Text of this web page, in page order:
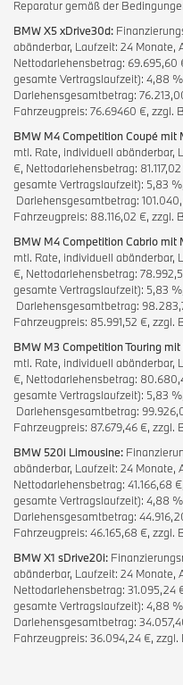
Reparatur gemäß der
BMW X5 xDrive30d:
abänderbar, Laufzeit: 24 Monate,
Nettodarlehensbetrag: 69.695,60
gesamte Vertragslaufzeit): 4,88
Darlehensgesamtbetrag:
Fahrzeugpreis: 76.69460 €, zzgl.
BMW M4 Competition Coupé mit
mtl. Rate, individuell abänderbar,
€, Nettodarlehensbetrag:
gesamte Vertragslaufzeit): 5,83
Darlehensgesamtbetrag:
Fahrzeugpreis: 88.116,02 €, zzgl.
BMW M4 Competition Cabrio mit
mtl. Rate, individuell abänderbar,
€, Nettodarlehensbetrag:
gesamte Vertragslaufzeit): 5,83
Darlehensgesamtbetrag:
Fahrzeugpreis: 85.991,52 €, zzgl.
BMW M3 Competition Touring mit
mtl. Rate, individuell abänderbar,
€, Nettodarlehensbetrag:
gesamte Vertragslaufzeit): 5,83
Darlehensgesamtbetrag:
Fahrzeugpreis: 87.679,46 €, zzgl.
BMW 520i Limousine:
abänderbar, Laufzeit: 24 Monate,
Nettodarlehensbetrag: 41.166,68
gesamte Vertragslaufzeit): 4,88
Darlehensgesamtbetrag:
Fahrzeugpreis: 46.165,68 €, zzgl.
BMW X1 sDrive20i:
abänderbar, Laufzeit: 24 Monate,
Nettodarlehensbetrag: 31.095,24
gesamte Vertragslaufzeit): 4,88
Darlehensgesamtbetrag:
Fahrzeugpreis: 36.094,24 €,